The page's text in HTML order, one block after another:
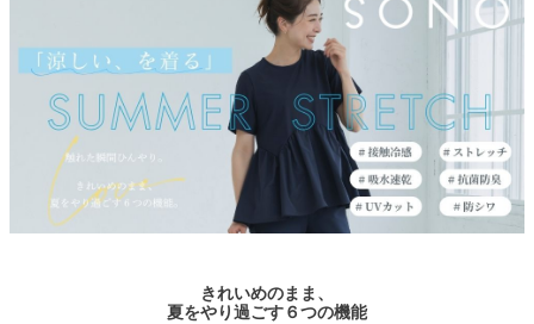
きれいめのまま、
夏をやり過ごす６つの機能